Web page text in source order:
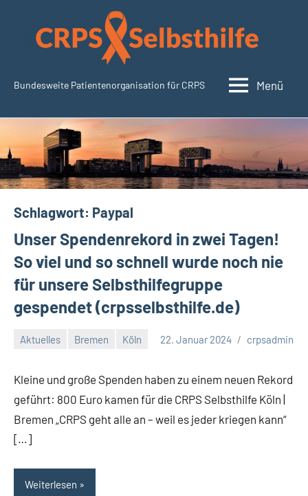
springen
CRPSSelbsthilfe.org
Bundesweite Patientenorganisation für CRPS Menü
Schlagwort: Paypal
Unser Spendenrekord in zwei Tagen!
So viel und so schnell wurde noch nie
für unsere Selbsthilfegruppe
gespendet (crpsselbsthilfe.de)
Aktuelles Bremen Köln 22. Januar 2024 crpsadmin
Kleine und große Spenden haben zu einem neuen Rekord
geführt: 800 Euro kamen für die CRPS Selbsthilfe Köln |
Bremen „CRPS geht alle an – weil es jeder kriegen kann“
[…]
Weiterlesen